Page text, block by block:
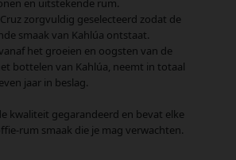
en uitstekende rum.
zorgvuldig geselecteerd zodat de
smaak van Kahlúa ontstaat.
het groeien en oogsten van de
bottelen van Kahlúa, neemt in totaal
jaar in beslag.
kwaliteit gegarandeerd en bevat elke
rum smaak die je mag verwachten.